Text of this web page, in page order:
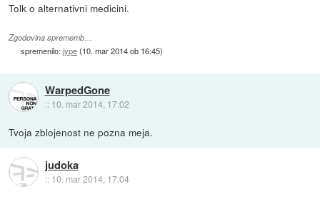
Tolk o alternativni medicini.
Zgodovina sprememb…
spremenilo:jype(10. mar 2014 ob 16:45)
WarpedGone
:: 10. mar 2014, 17:02
Tvoja zblojenost ne pozna meja.
judoka
:: 10. mar 2014, 17:04